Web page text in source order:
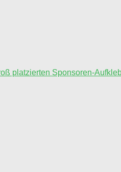
platzierten Sponsoren-